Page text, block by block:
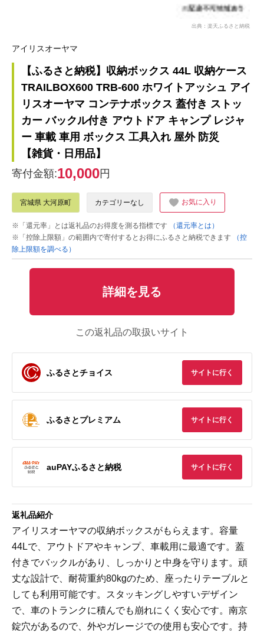
出典：楽天ふるさと納税
アイリスオーヤマ
【ふるさと納税】収納ボックス 44L 収納ケース
TRAILBOX600 TRB-600 ホワイトアッシュ アイ
リスオーヤマ コンテナボックス 蓋付き ストッ
カー バックル付き アウトドア キャンプ レジャ
ー 車載 車用 ボックス 工具入れ 屋外 防災
【雑貨・日用品】
寄付金額:10,000円
宮城県 大河原町 カテゴリーなし お気に入り
※「還元率」とは返礼品のお得度を測る指標です
（還元率とは）
※「控除上限額」の範囲内で寄付するとお得にふるさと納税できます
（控
除上限額を調べる）
詳細を見る
この返礼品の取扱いサイト
ふるさとチョイス サイトに行く
ふるさとプレミアム サイトに行く
auPAYふるさと納税 サイトに行く
返礼品紹介
アイリスオーヤマの収納ボックスがもらえます。容量
44Lで、アウトドアやキャンプ、車載用に最適です。蓋
付きでバックルがあり、しっかりと中身を守ります。頑
丈な設計で、耐荷重約80kgのため、座ったりテーブルと
しても利用可能です。スタッキングしやすいデザイン
で、車のトランクに積んでも崩れにくく安心です。南京
錠穴があるので、外やガレージでの使用も安心です。持